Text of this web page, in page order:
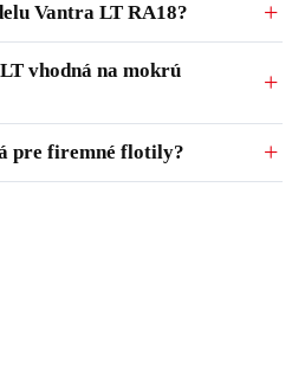
Vantra LT RA18?
vhodná na mokrú
pre firemné flotily?